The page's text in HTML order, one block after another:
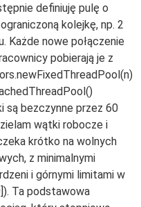
definiuję pulę o
kolejkę, np. 2
Każde nowe połączenie
pobierają je z
są bezczynne przez 60
wątki robocze i
krótko na wolnych
z minimalnymi
i górnymi limitami w
Ta podstawowa